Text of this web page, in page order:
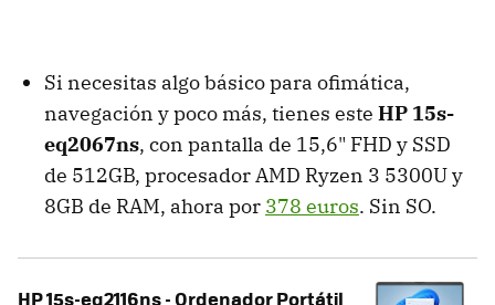
Si necesitas algo básico para ofimática,
navegación y poco más, tienes este HP 15s-
eq2067ns, con pantalla de 15,6" FHD y SSD
de 512GB, procesador AMD Ryzen 3 5300U y
8GB de RAM, ahora por 378 euros. Sin SO.
HP 15s-eq2116ns - Ordenador Portátil